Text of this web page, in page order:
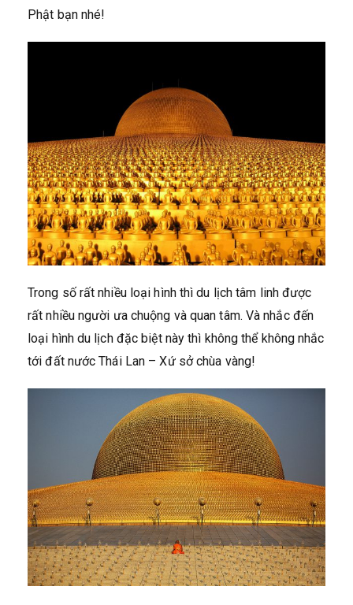
Phật bạn nhé!
Trong số rất nhiều loại hình thì du lịch tâm linh được
rất nhiều người ưa chuộng và quan tâm. Và nhắc đến
loại hình du lịch đặc biệt này thì không thể không nhắc
tới đất nước Thái Lan – Xứ sở chùa vàng!